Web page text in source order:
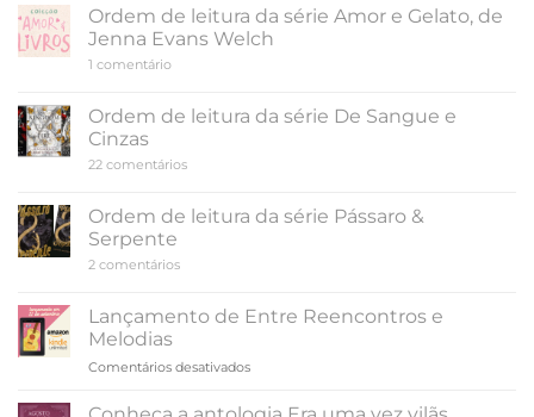
dos
Fantasmas
série
The
de
leitura
Ordem de leitura da série Amor e Gelato, de
Jenna Evans Welch
1 comentárioem
leitura
da
Amor
e
Jenna
Evans
Welch
Ordem de leitura da série De Sangue e
Cinzas
22 comentáriosem
leitura
da
Ordem de leitura da série Pássaro &
Serpente
2 comentáriosem
leitura
da
&
Lançamento de Entre Reencontros e
Melodias
Comentários desativadosem
de